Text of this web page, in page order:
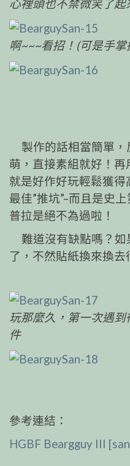
心裡頭也不禁微笑了起
啊~~~看招！(可是手掌
製作的話相當簡單，
萌， 直接素組就好！
就是好作好玩輕鬆獲得
最佳”推坑”–而且是史上
普拉是絕不為過啦！
難道沒有缺點嗎？如
了，不然貼紙換來換去
玩那麼久，第一次遇
件
參考連結：
HGBF Beargguy III